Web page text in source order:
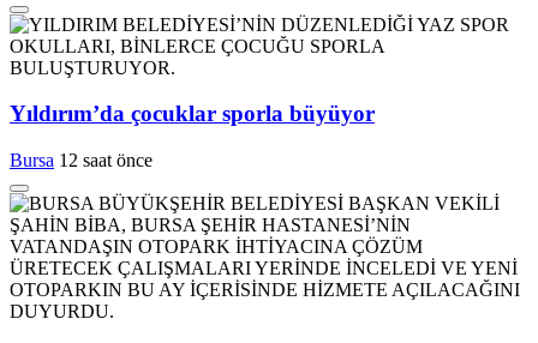
Yıldırım’da çocuklar sporla büyüyor
Bursa 12 saat önce